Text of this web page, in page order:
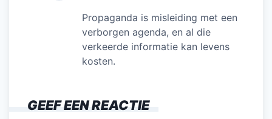
Propaganda is misleiding met een
verborgen agenda, en al die
verkeerde informatie kan levens
kosten.
GEEF EEN REACTIE